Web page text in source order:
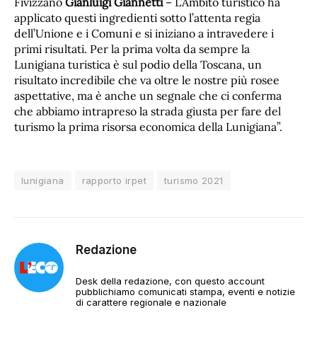
applicato questi ingredienti sotto l’attenta regia
dell’Unione e i Comuni e si iniziano a intravedere i
primi risultati. Per la prima volta da sempre la
Lunigiana turistica è sul podio della Toscana, un
risultato incredibile che va oltre le nostre più rosee
aspettative, ma è anche un segnale che ci conferma
che abbiamo intrapreso la strada giusta per fare del
turismo la prima risorsa economica della Lunigiana”.
lunigiana rapporto irpet turismo 2021
Redazione
Desk della redazione, con questo account
pubblichiamo comunicati stampa, eventi e notizie
di carattere regionale e nazionale